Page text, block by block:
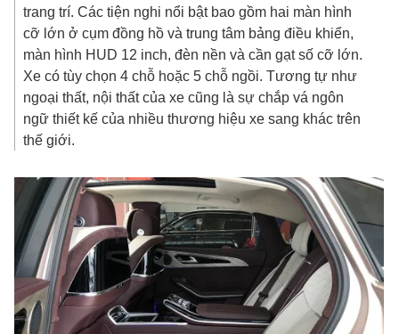
trang trí. Các tiện nghi nổi bật bao gồm hai màn hình
cỡ lớn ở cụm đồng hồ và trung tâm bảng điều khiển,
màn hình HUD 12 inch, đèn nền và cần gạt số cỡ lớn.
Xe có tùy chọn 4 chỗ hoặc 5 chỗ ngồi. Tương tự như
ngoại thất, nội thất của xe cũng là sự chắp vá ngôn
ngữ thiết kế của nhiều thương hiệu xe sang khác trên
thế giới.